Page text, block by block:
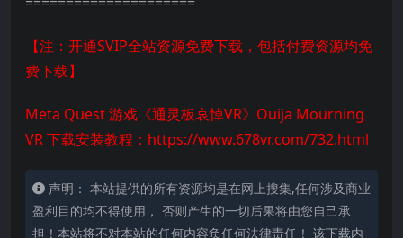
【注：开通SVIP全站资源免费下载，包括付费资源均免
费下载】
Meta Quest 游戏《通灵板哀悼VR》Ouija Mourning
VR 下载安装教程： https://www.678vr.com/732.html
声明： 本站提供的所有资源均是在网上搜集,任何涉及商业
盈利目的均不得使用， 否则产生的一切后果将由您自己承
担！本站将不对本站的任何内容负任何法律责任！ 该下载内